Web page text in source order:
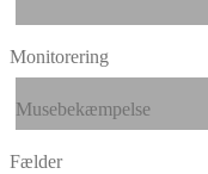
Monitorering
Musebekæmpelse
Fælder